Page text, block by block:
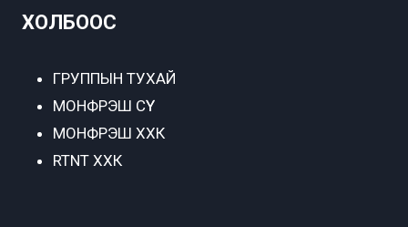
ХОЛБООС
ГРУППЫН ТУХАЙ
МОНФРЭШ СҮҮ
МОНФРЭШ ХХК
RTNT ХХК